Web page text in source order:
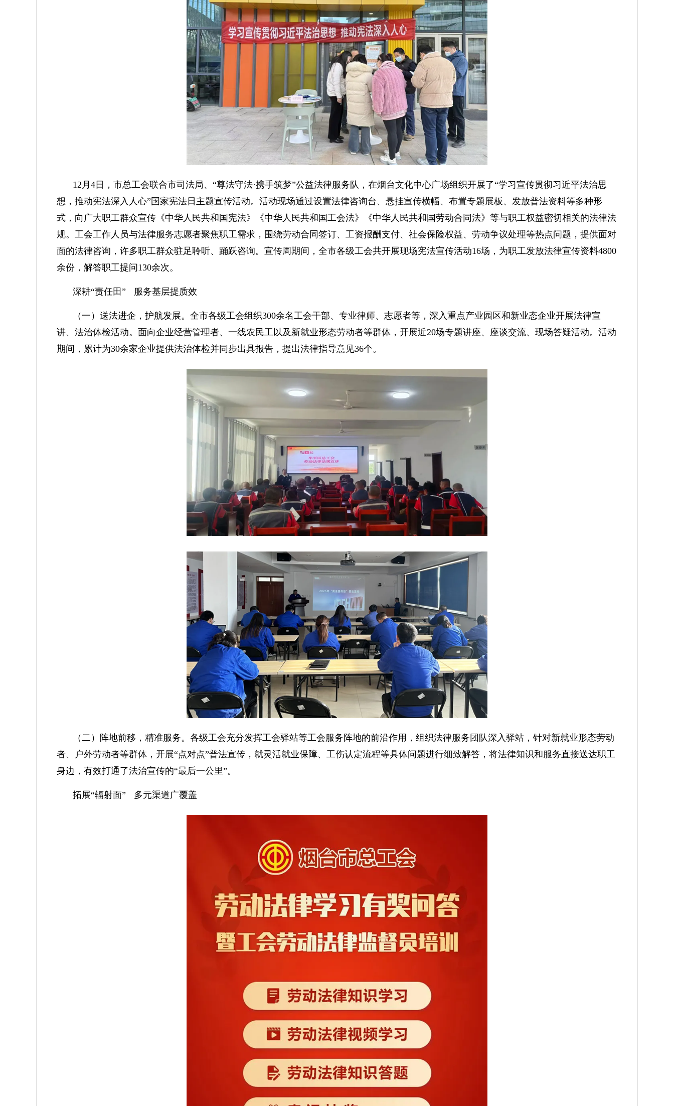
12月4日，市总工会联合市司法局、“尊法守法·携手筑梦”公益法律服务队，在烟台文化中心广场组织开展了“学习宣传贯彻习近平法治思
想，推动宪法深入人心”国家宪法日主题宣传活动。活动现场通过设置法律咨询台、悬挂宣传横幅、布置专题展板、发放普法资料等多种形
式，向广大职工群众宣传《中华人民共和国宪法》《中华人民共和国工会法》《中华人民共和国劳动合同法》等与职工权益密切相关的法律法
规。工会工作人员与法律服务志愿者聚焦职工需求，围绕劳动合同签订、工资报酬支付、社会保险权益、劳动争议处理等热点问题，提供面对
面的法律咨询，许多职工群众驻足聆听、踊跃咨询。宣传周期间，全市各级工会共开展现场宪法宣传活动16场，为职工发放法律宣传资料4800
余份，解答职工提问130余次。
深耕“责任田” 服务基层提质效
（一）送法进企，护航发展。全市各级工会组织300余名工会干部、专业律师、志愿者等，深入重点产业园区和新业态企业开展法律宣
讲、法治体检活动。面向企业经营管理者、一线农民工以及新就业形态劳动者等群体，开展近20场专题讲座、座谈交流、现场答疑活动。活动
期间，累计为30余家企业提供法治体检并同步出具报告，提出法律指导意见36个。
（二）阵地前移，精准服务。各级工会充分发挥工会驿站等工会服务阵地的前沿作用，组织法律服务团队深入驿站，针对新就业形态劳动
者、户外劳动者等群体，开展“点对点”普法宣传，就灵活就业保障、工伤认定流程等具体问题进行细致解答，将法律知识和服务直接送达职工
身边，有效打通了法治宣传的“最后一公里”。
拓展“辐射面” 多元渠道广覆盖